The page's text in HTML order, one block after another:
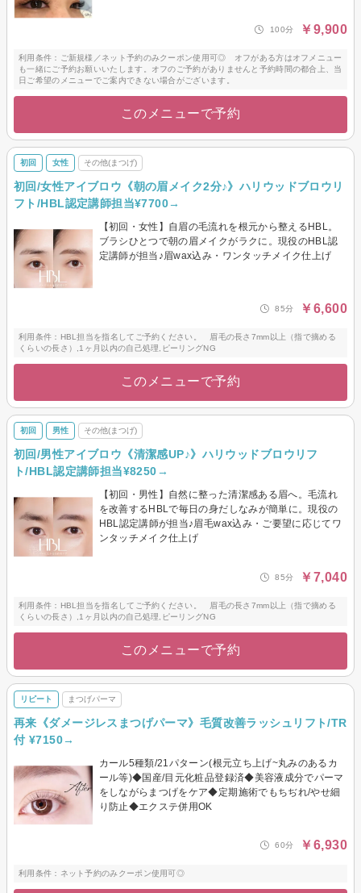
100分 ￥9,900
利用条件：ご新規様／ネット予約のみクーポン使用可◎ オフがある方はオフメニュー
も一緒にご予約お願いいたします。オフのご予約がありませんと予約時間の都合上、当
日ご希望のメニューでご案内できない場合がございます。
このメニューで予約
初回 女性 その他(まつげ)
初回/女性アイブロウ《朝の眉メイク2分♪》ハリウッドブロウリ
フト/HBL認定講師担当¥7700→
【初回・女性】自眉の毛流れを根元から整えるHBL。
ブラシひとつで朝の眉メイクがラクに。現役のHBL認
定講師が担当♪眉wax込み・ワンタッチメイク仕上げ
85分 ￥6,600
利用条件：HBL担当を指名してご予約ください。 眉毛の長さ7mm以上（指で摘める
くらいの長さ）,1ヶ月以内の自己処理,ピーリングNG
このメニューで予約
初回 男性 その他(まつげ)
初回/男性アイブロウ《清潔感UP♪》ハリウッドブロウリフ
ト/HBL認定講師担当¥8250→
【初回・男性】自然に整った清潔感ある眉へ。毛流れ
を改善するHBLで毎日の身だしなみが簡単に。現役の
HBL認定講師が担当♪眉毛wax込み・ご要望に応じてワ
ンタッチメイク仕上げ
85分 ￥7,040
利用条件：HBL担当を指名してご予約ください。 眉毛の長さ7mm以上（指で摘める
くらいの長さ）,1ヶ月以内の自己処理,ピーリングNG
このメニューで予約
リピート まつげパーマ
再来《ダメージレスまつげパーマ》毛質改善ラッシュリフト/TR
付 ¥7150→
カール5種類/21パターン(根元立ち上げ~丸みのあるカ
ール等)◆国産/目元化粧品登録済◆美容液成分でパーマ
をしながらまつげをケア◆定期施術でもちぢれ/やせ細
り防止◆エクステ併用OK
60分 ￥6,930
利用条件：ネット予約のみクーポン使用可◎